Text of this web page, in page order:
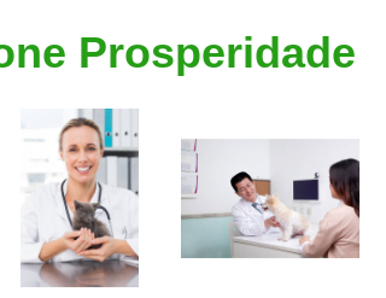
Clínica Veterinária Santo André
Consulta de
Consulta Médica
Consulta Médica Veterinária para
Consulta para
Prosperidade